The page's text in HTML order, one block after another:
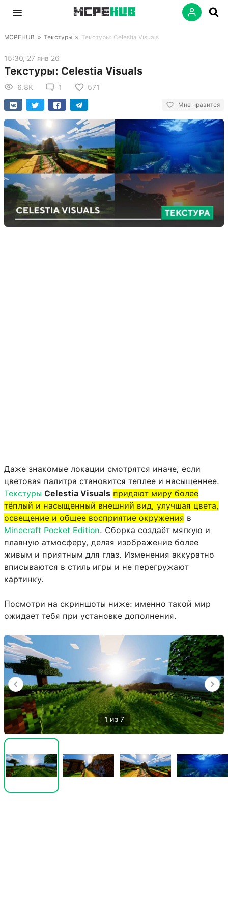
MCPEHUB » Текстуры » Текстуры: Celestia Visuals
15:30, 27 янв 26
Текстуры: Celestia Visuals
6.8K 1 571
Мне нравится
Даже знакомые локации смотрятся иначе, если
цветовая палитра становится теплее и насыщеннее.
Текстуры Celestia Visuals придают миру более
тёплый и насыщенный внешний вид, улучшая цвета,
освещение и общее восприятие окружения в
Minecraft Pocket Edition. Сборка создаёт мягкую и
плавную атмосферу, делая изображение более
живым и приятным для глаз. Изменения аккуратно
вписываются в стиль игры и не перегружают
картинку.
Посмотри на скриншоты ниже: именно такой мир
ожидает тебя при установке дополнения.
1 из 7